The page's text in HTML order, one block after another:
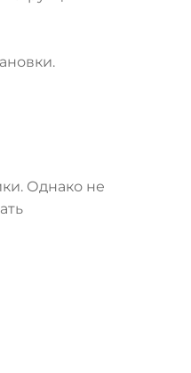
Однако не